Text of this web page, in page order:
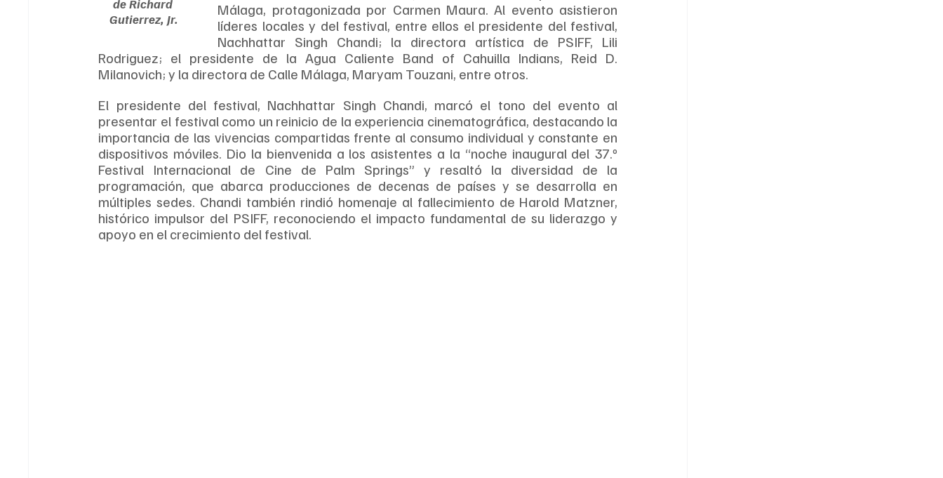
de Richard
Gutierrez, Jr.
Málaga, protagonizada por Carmen Maura. Al evento asistieron
líderes locales y del festival, entre ellos el presidente del festival,
Nachhattar Singh Chandi; la directora artística de PSIFF, Lili
Rodriguez; el presidente de la Agua Caliente Band of Cahuilla Indians, Reid D.
Milanovich; y la directora de Calle Málaga, Maryam Touzani, entre otros.
El presidente del festival, Nachhattar Singh Chandi, marcó el tono del evento al
presentar el festival como un reinicio de la experiencia cinematográfica, destacando la
importancia de las vivencias compartidas frente al consumo individual y constante en
dispositivos móviles. Dio la bienvenida a los asistentes a la “noche inaugural del 37.º
Festival Internacional de Cine de Palm Springs” y resaltó la diversidad de la
programación, que abarca producciones de decenas de países y se desarrolla en
múltiples sedes. Chandi también rindió homenaje al fallecimiento de Harold Matzner,
histórico impulsor del PSIFF, reconociendo el impacto fundamental de su liderazgo y
apoyo en el crecimiento del festival.